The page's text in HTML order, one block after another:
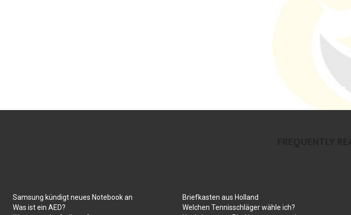
Samsung kündigt neues Notebook an
Was ist ein AED?
Briefkasten aus Holland
Welchen Tennisschläger wähle ich?